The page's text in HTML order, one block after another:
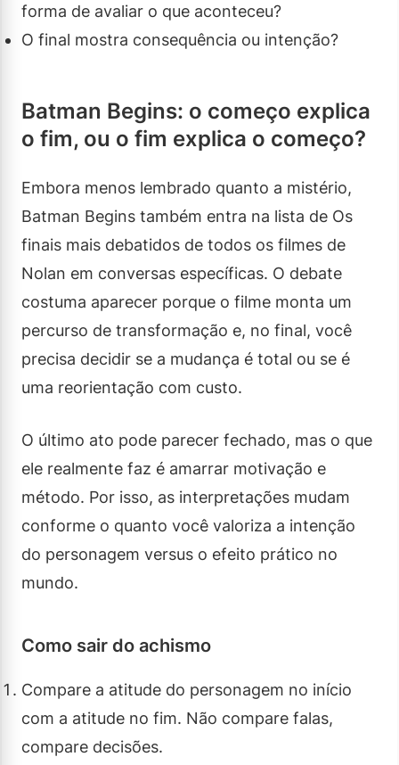
forma de avaliar o que aconteceu?
O final mostra consequência ou intenção?
Batman Begins: o começo explica
o fim, ou o fim explica o começo?
Embora menos lembrado quanto a mistério,
Batman Begins também entra na lista de Os
finais mais debatidos de todos os filmes de
Nolan em conversas específicas. O debate
costuma aparecer porque o filme monta um
percurso de transformação e, no final, você
precisa decidir se a mudança é total ou se é
uma reorientação com custo.
O último ato pode parecer fechado, mas o que
ele realmente faz é amarrar motivação e
método. Por isso, as interpretações mudam
conforme o quanto você valoriza a intenção
do personagem versus o efeito prático no
mundo.
Como sair do achismo
Compare a atitude do personagem no início
com a atitude no fim. Não compare falas,
compare decisões.